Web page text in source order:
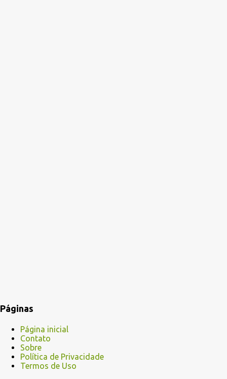
Páginas
Página inicial
Contato
Sobre
Política de Privacidade
Termos de Uso